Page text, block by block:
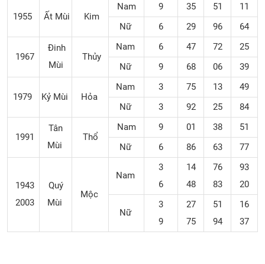
1955 Ất Mùi Kim
Nam 9 35 51
11
Nữ
6 29 96 64
1967
Đinh
Mùi
Thủy
Nam 6 47 72
25
Nữ
9 68 06 39
1979 Kỷ Mùi Hỏa
Nam 3 75 13
49
Nữ
3 92 25 84
1991
Tân
Mùi
Thổ
Nam 9 01 38
51
Nữ
6 86 63 77
1943
2003
Quý
Mùi
Mộc
Nam
3
6
14
48
76
83
93
20
Nữ
3
9
27
75
51
94
16
37